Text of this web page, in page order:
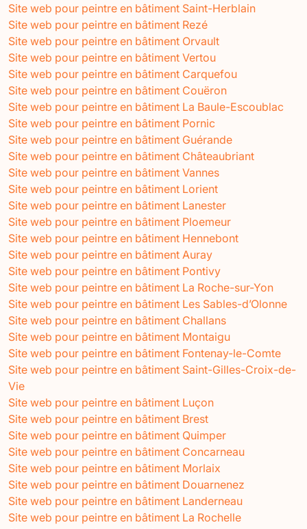
Site web pour peintre en bâtiment Saint-Herblain
Site web pour peintre en bâtiment Rezé
Site web pour peintre en bâtiment Orvault
Site web pour peintre en bâtiment Vertou
Site web pour peintre en bâtiment Carquefou
Site web pour peintre en bâtiment Couëron
Site web pour peintre en bâtiment La Baule-Escoublac
Site web pour peintre en bâtiment Pornic
Site web pour peintre en bâtiment Guérande
Site web pour peintre en bâtiment Châteaubriant
Site web pour peintre en bâtiment Vannes
Site web pour peintre en bâtiment Lorient
Site web pour peintre en bâtiment Lanester
Site web pour peintre en bâtiment Ploemeur
Site web pour peintre en bâtiment Hennebont
Site web pour peintre en bâtiment Auray
Site web pour peintre en bâtiment Pontivy
Site web pour peintre en bâtiment La Roche-sur-Yon
Site web pour peintre en bâtiment Les Sables-d’Olonne
Site web pour peintre en bâtiment Challans
Site web pour peintre en bâtiment Montaigu
Site web pour peintre en bâtiment Fontenay-le-Comte
Site web pour peintre en bâtiment Saint-Gilles-Croix-de-
Vie
Site web pour peintre en bâtiment Luçon
Site web pour peintre en bâtiment Brest
Site web pour peintre en bâtiment Quimper
Site web pour peintre en bâtiment Concarneau
Site web pour peintre en bâtiment Morlaix
Site web pour peintre en bâtiment Douarnenez
Site web pour peintre en bâtiment Landerneau
Site web pour peintre en bâtiment La Rochelle